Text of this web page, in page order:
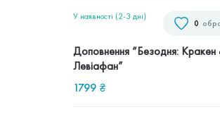
0
У наявності (2-3 дні)
Доповнення “Безодня: Кракен
Левіафан”
1799 ₴